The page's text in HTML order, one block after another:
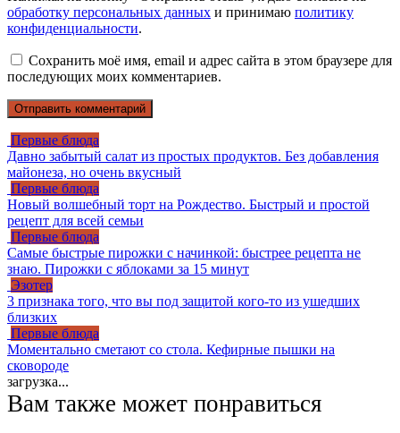
обработку персональных данных и принимаю политику
конфиденциальности.
Сохранить моё имя, email и адрес сайта в этом браузере для
последующих моих комментариев.
Первые блюда
Давно забытый салат из простых продуктов. Без добавления
майонеза, но очень вкусный
Первые блюда
Новый волшебный торт на Рождество. Быстрый и простой
рецепт для всей семьи
Первые блюда
Самые быстрые пирожки с начинкой: быстрее рецепта не
знаю. Пирожки с яблоками за 15 минут
Эзотер
3 признака того, что вы под защитой кого-то из ушедших
близких
Первые блюда
Моментально сметают со стола. Кефирные пышки на
сковороде
загрузка...
Вам также может понравиться